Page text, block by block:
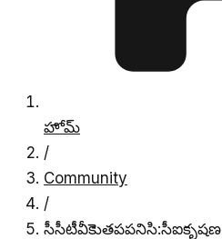
హోమ్
/
Community
/
సీసీటీవీకెెుతపపనిసి:సీఐకృషణ